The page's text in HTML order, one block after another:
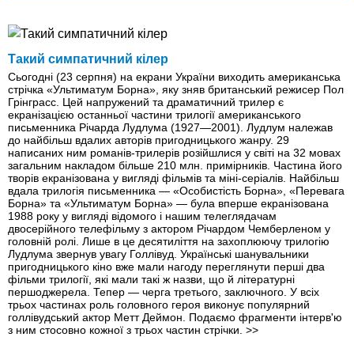
Такий симпатичний кілер
Сьогодні (23 серпня) на екрани України виходить американська
стрічка «Ультиматум Борна», яку зняв британський режисер Пол
Грінграсс. Цей напружений та драматичний трилер є
екранізацією останньої частини трилогії американського
письменника Річарда Лудлума (1927—2001). Лудлум належав
до найбільш вдалих авторів пригодницького жанру. 29
написаних ним романів-трилерів розійшлися у світі на 32 мовах
загальним накладом більше 210 млн. примірників. Частина його
творів екранізована у вигляді фільмів та міні-серіалів. Найбільш
вдала трилогія письменника — «Особистість Борна», «Перевага
Борна» та «Ультиматум Борна» — була вперше екранізована
1988 року у вигляді відомого і нашим телеглядачам
двосерійного телефільму з актором Річардом Чемберленом у
головній ролі. Лише в це десятиліття на захоплюючу трилогію
Лудлума звернув увагу Голлівуд. Українські шанувальники
пригодницького кіно вже мали нагоду переглянути перші два
фільми трилогії, які мали такі ж назви, що й літературні
першоджерела. Тепер — черга третього, заключного. У всіх
трьох частинах роль головного героя виконує популярний
голлівудський актор Метт Деймон. Подаємо фрагменти інтерв'ю
з ним стосовно кожної з трьох частин стрічки. >>